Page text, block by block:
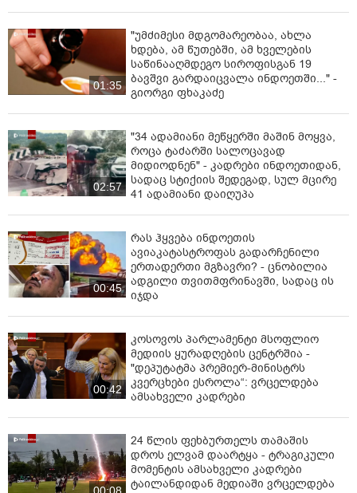
01:35
"უმძიმესი მდგომარეობაა, ახლა
ხდება, ამ წუთებში, ამ ხველების
საწინააღმდეგო სიროფისგან 19
ბავშვი გარდაიცვალა ინდოეთში..." -
გიორგი ფხაკაძე
02:57
"34 ადამიანი მეწყერში მაშინ მოყვა,
როცა ტაძარში სალოცავად
მიდიოდნენ" - კადრები ინდოეთიდან,
სადაც სტიქიის შედეგად, სულ მცირე
41 ადამიანი დაიღუპა
00:45
რას ჰყვება ინდოეთის
ავიაკატასტროფას გადარჩენილი
ერთადერთი მგზავრი? - ცნობილია
ადგილი თვითმფრინავში, სადაც ის
იჯდა
00:42
კოსოვოს პარლამენტი მსოფლიო
მედიის ყურადღების ცენტრშია -
"დეპუტატმა პრემიერ-მინისტრს
კვერცხები ესროლა“: ვრცელდება
ამსახველი კადრები
24 წლის ფეხბურთელს თამაშის
დროს ელვამ დაარტყა - ტრაგიკული
მომენტის ამსახველი კადრები
ტაილანდიდან მედიაში ვრცელდება